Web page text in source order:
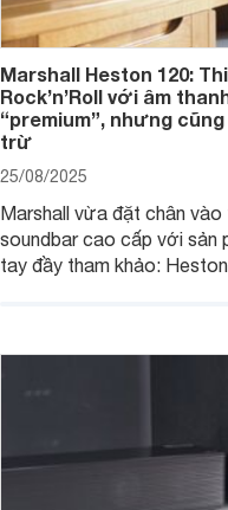
Marshall Heston 120:
Rock’n’Roll với âm
“premium”, nhưng
trừ
25/08/2025
Marshall vừa đặt chân
soundbar cao cấp với sản
tay đầy tham khảo: